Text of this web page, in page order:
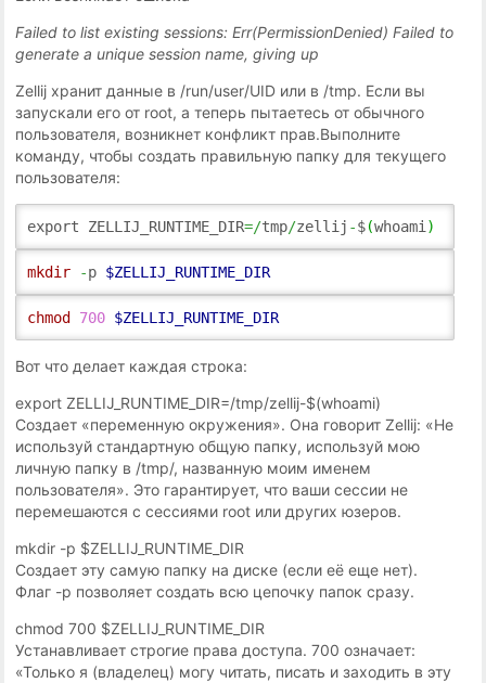
Failed to list existing sessions: Err(PermissionDenied) Failed to
generate a unique session name, giving up
Zellij хранит данные в /run/user/UID или в /tmp. Если вы
запускали его от root, а теперь пытаетесь от обычного
пользователя, возникнет конфликт прав.Выполните
команду, чтобы создать правильную папку для текущего
пользователя:
export ZELLIJ_RUNTIME_DIR=/tmp/zellij -$(whoami )
mkdir -p $ZELLIJ_RUNTIME_DIR
chmod 700 $ZELLIJ_RUNTIME_DIR
Вот что делает каждая строка:
export ZELLIJ_RUNTIME_DIR=/tmp/zellij-$(whoami)
Создает «переменную окружения». Она говорит Zellij: «Не
используй стандартную общую папку, используй мою
личную папку в /tmp/, названную моим именем
пользователя». Это гарантирует, что ваши сессии не
перемешаются с сессиями root или других юзеров.
mkdir -p $ZELLIJ_RUNTIME_DIR
Создает эту самую папку на диске (если её еще нет).
Флаг -p позволяет создать всю цепочку папок сразу.
chmod 700 $ZELLIJ_RUNTIME_DIR
Устанавливает строгие права доступа. 700 означает:
«Только я (владелец) могу читать, писать и заходить в эту